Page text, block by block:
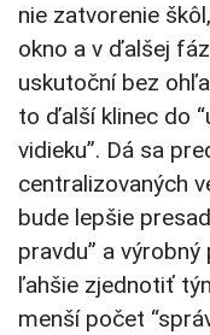
nie zatvorenie
okno a v ďalšej
uskutoční bez
to ďalší klinec do
vidieku”. Dá sa
centralizovaných
bude lepšie
pravdu” a
ľahšie zjednotiť
menší počet